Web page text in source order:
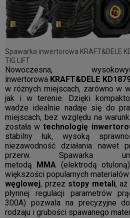
Spawarka inwertorowa KRAFT&DELE
TIG LIFT
Nowoczesna,
inwertorowa KRAFT&DELE
w różnych miejscach, zarówno w
jak i w terenie. Dzięki
wadze idealnie nadaje się do
miejscach, bez względu na
została wtechnologię
stabilny łuk, wysoką
niezawodność działania nawet
przerw. Spawarka
metodą MMA (elektrodą
większości popularnych
węglowej, przez stopy metali, aż
płynnej regulacji parametrów
300A) pozwala na precyzyjne
rodzaju i grubości spawanego